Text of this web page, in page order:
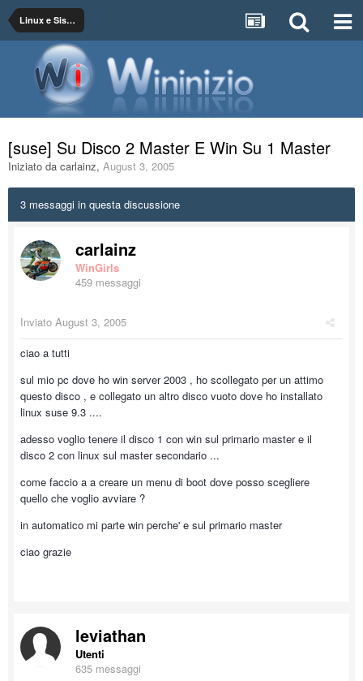
Linux e Sistemi Operativi GNU
[suse] Su Disco 2 Master E Win Su 1 Master
Iniziato da carlainz, August 3, 2005
3 messaggi in questa discussione
carlainz
WinGirls
459 messaggi
Inviato August 3, 2005
ciao a tutti
sul mio pc dove ho win server 2003 , ho scollegato per un attimo
questo disco , e collegato un altro disco vuoto dove ho installato
linux suse 9.3 ....
adesso voglio tenere il disco 1 con win sul primario master e il
disco 2 con linux sul master secondario ...
come faccio a a creare un menu di boot dove posso scegliere
quello che voglio avviare ?
in automatico mi parte win perche' e sul primario master
ciao grazie
leviathan
Utenti
635 messaggi